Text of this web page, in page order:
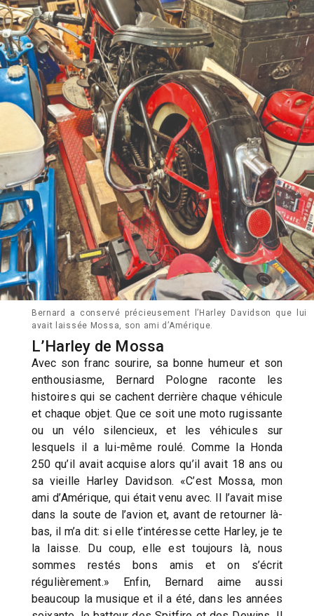
Bernard a conservé précieusement l’Harley Davidson que lui
avait laissée Mossa, son ami d’Amérique.
L’Harley de Mossa
Avec son franc sourire, sa bonne humeur et son
enthousiasme, Bernard Pologne raconte les
histoires qui se cachent derrière chaque véhicule
et chaque objet. Que ce soit une moto rugissante
ou un vélo silencieux, et les véhicules sur
lesquels il a lui-même roulé. Comme la Honda
250 qu’il avait acquise alors qu’il avait 18 ans ou
sa vieille Harley Davidson. «C’est Mossa, mon
ami d’Amérique, qui était venu avec. Il l’avait mise
dans la soute de l’avion et, avant de retourner là-
bas, il m’a dit: si elle t’intéresse cette Harley, je te
la laisse. Du coup, elle est toujours là, nous
sommes restés bons amis et on s’écrit
régulièrement.» Enfin, Bernard aime aussi
beaucoup la musique et il a été, dans les années